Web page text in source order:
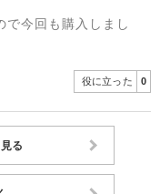
で今回も購入しまし
役に立った 0
る